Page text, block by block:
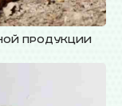
продукции